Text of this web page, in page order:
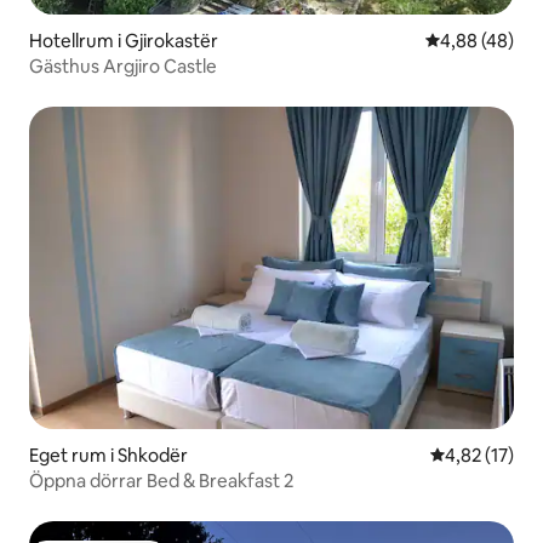
Hotellrum i Gjirokastër 4,88 av 5 i
4,88 (48)
Gästhus Argjiro Castle
Eget rum i Shkodër 4,82 av 5 i
4,82 (17)
Öppna dörrar Bed & Breakfast 2